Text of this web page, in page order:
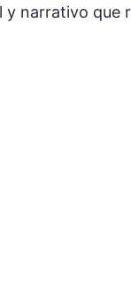
y narrativo que